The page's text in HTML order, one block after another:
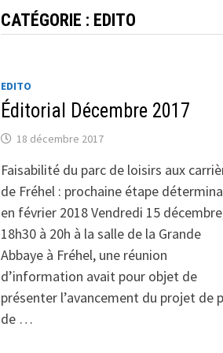
CATÉGORIE : EDITO
EDITO
Éditorial Décembre 2017
18 décembre 2017
Faisabilité du parc de loisirs aux
de Fréhel : prochaine étape
en février 2018 Vendredi 15
18h30 à 20h à la salle de la Grande
Abbaye à Fréhel, une réunion
d’information avait pour objet de
présenter l’avancement du projet de
de …